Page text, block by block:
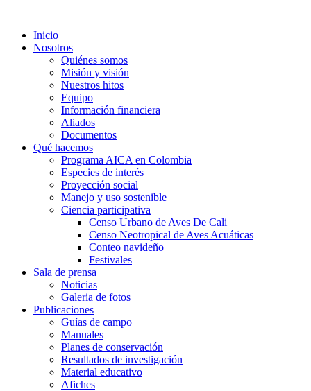
Inicio
Nosotros
Quiénes somos
Misión y visión
Nuestros hitos
Equipo
Información financiera
Aliados
Documentos
Qué hacemos
Programa AICA en Colombia
Especies de interés
Proyección social
Manejo y uso sostenible
Ciencia participativa
Censo Urbano de Aves De Cali
Censo Neotropical de Aves Acuáticas
Conteo navideño
Festivales
Sala de prensa
Noticias
Galeria de fotos
Publicaciones
Guías de campo
Manuales
Planes de conservación
Resultados de investigación
Material educativo
Afiches